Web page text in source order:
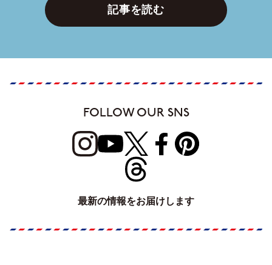
記事を読む
FOLLOW OUR SNS
最新の情報をお届けします